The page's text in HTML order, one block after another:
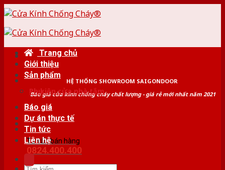
Skip
content
HỆ THỐNG SHOWROOM SAIGONDOOR
Báo giá cửa kính chống cháy chất lượng - giá rẻ mới nhất năm 2021
Tư vấn bán hàng
0824.400.400
Trang chủ
Giới thiệu
Sản phẩm
Phụ kiện cửa nhà tắm
Báo giá
Dự án thực tế
Tin tức
Liên hệ